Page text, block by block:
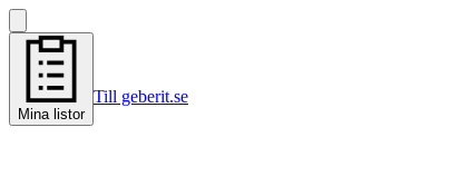
Mina listor
Till geberit.se